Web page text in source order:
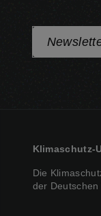
Klimaschutz-
Die
der